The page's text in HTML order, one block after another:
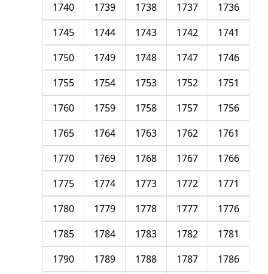
1736
1737
1738
1739
1740
1741
1742
1743
1744
1745
1746
1747
1748
1749
1750
1751
1752
1753
1754
1755
1756
1757
1758
1759
1760
1761
1762
1763
1764
1765
1766
1767
1768
1769
1770
1771
1772
1773
1774
1775
1776
1777
1778
1779
1780
1781
1782
1783
1784
1785
1786
1787
1788
1789
1790